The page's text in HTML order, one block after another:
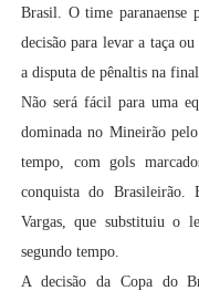
Brasil. O time paranaense
decisão para levar a taça
a disputa de pênaltis na
Não será fácil para uma
dominada no Mineirão
tempo, com gols
conquista do
Vargas, que substituiu o
segundo tempo.
A decisão da Copa do